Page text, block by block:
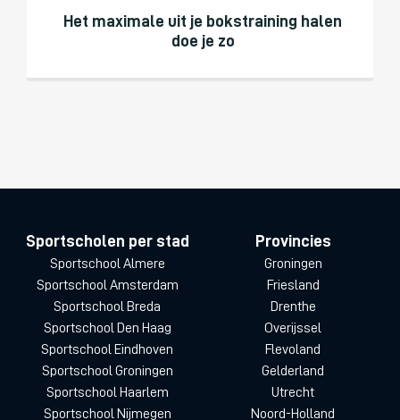
Het maximale uit je bokstraining halen
doe je zo
Sportscholen per stad
Sportschool Almere
Sportschool Amsterdam
Sportschool Breda
Sportschool Den Haag
Sportschool Eindhoven
Sportschool Groningen
Sportschool Haarlem
Sportschool Nijmegen
Provincies
Groningen
Friesland
Drenthe
Overijssel
Flevoland
Gelderland
Utrecht
Noord-Holland